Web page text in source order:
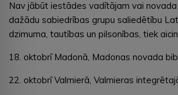
Nav jābūt iestādes vadītājam vai
dažādu sabiedrības grupu saliedētību
dzimuma, tautības un pilsonības, tiek
18. oktobrī Madonā, Madonas novada
22. oktobrī Valmierā, Valmieras